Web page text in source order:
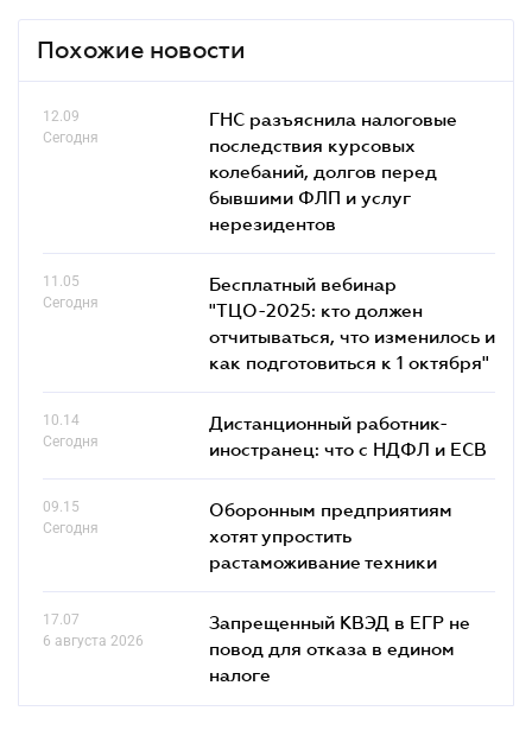
Похожие новости
12.09
Сегодня
ГНС разъяснила налоговые
последствия курсовых
колебаний, долгов перед
бывшими ФЛП и услуг
нерезидентов
11.05
Сегодня
Бесплатный вебинар
"ТЦО-2025: кто должен
отчитываться, что изменилось и
как подготовиться к 1 октября"
10.14
Сегодня
Дистанционный работник-
иностранец: что с НДФЛ и ЕСВ
09.15
Сегодня
Оборонным предприятиям
хотят упростить
растаможивание техники
17.07
6 августа 2026
Запрещенный КВЭД в ЕГР не
повод для отказа в едином
налоге